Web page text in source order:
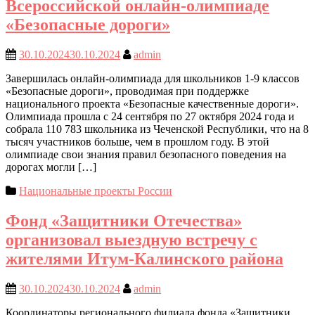
Всероссийской онлайн-олимпиаде
«Безопасные дороги»
30.10.202430.10.2024
admin
Завершилась онлайн-олимпиада для школьников 1-9 классов
«Безопасные дороги», проводимая при поддержке
национального проекта «Безопасные качественные дороги».
Олимпиада прошла с 24 сентября по 27 октября 2024 года и
собрала 110 783 школьника из Чеченской Республики, что на 8
тысяч участников больше, чем в прошлом году. В этой
олимпиаде свои знания правил безопасного поведения на
дорогах могли […]
Национальные проекты России
Фонд «Защитники Отечества»
организовал выездную встречу с
жителями Итум-Калинского района
30.10.202430.10.2024
admin
Координаторы регионального филиала фонда «Защитники